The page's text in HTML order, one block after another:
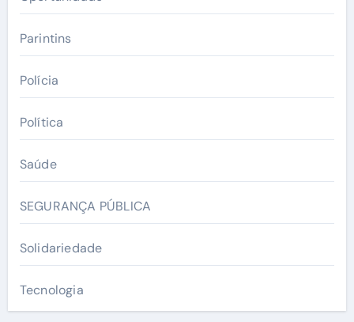
Parintins
Polícia
Política
Saúde
SEGURANÇA PÚBLICA
Solidariedade
Tecnologia